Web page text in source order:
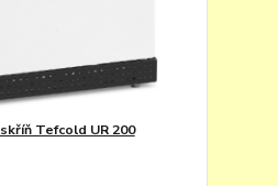
Tefcold UR 200